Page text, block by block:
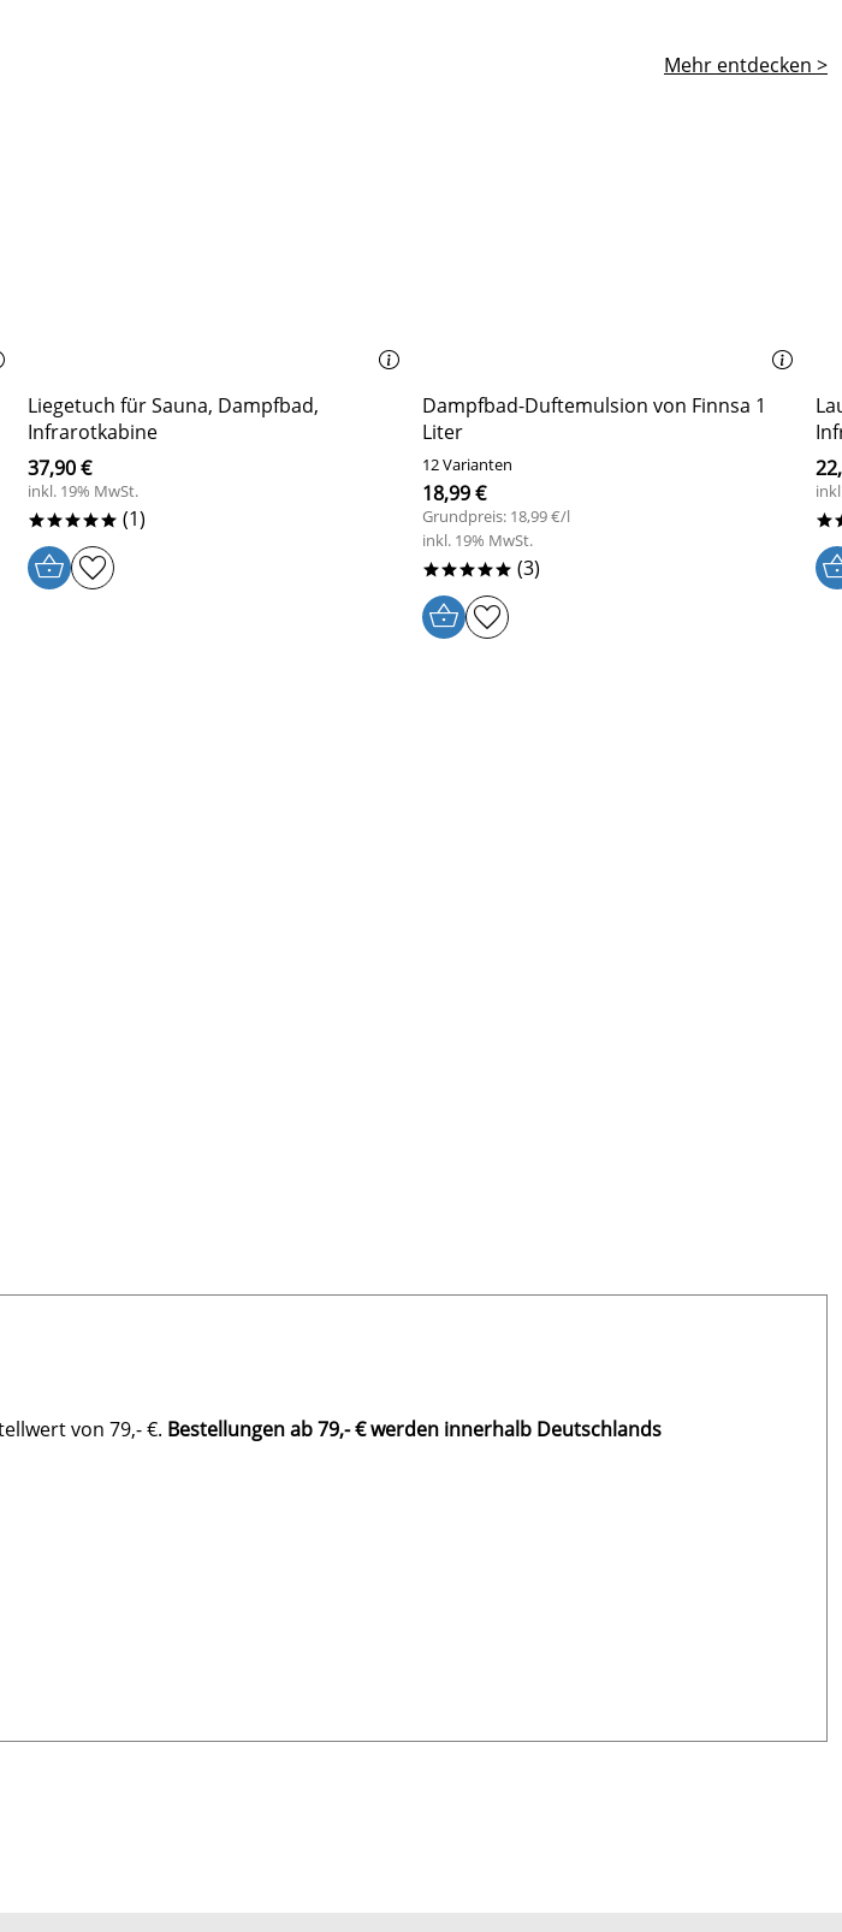
Mehr entdecken >
Liegetuch für Sauna, Dampfbad,
Infrarotkabine
37,90 €
inkl. 19% MwSt.
***** (1)
Dampfbad-Duftemulsion von Finnsa 1
Liter
12 Varianten
18,99 €
Grundpreis: 18,99 €/l
inkl. 19% MwSt.
***** (3)
von 79,- €. Bestellungen ab 79,- € werden innerhalb Deutschlands